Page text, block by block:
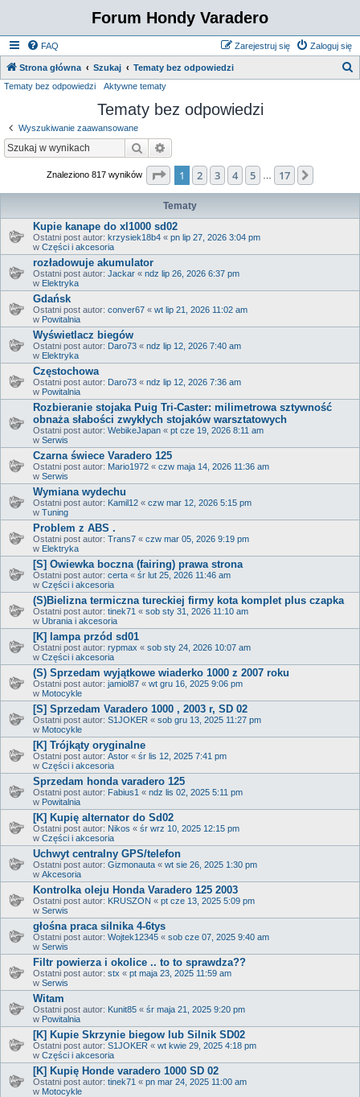
Forum Hondy Varadero
FAQ Zaloguj się
Zarejestruj się
Strona główna Szukaj Tematy bez odpowiedzi
Tematy bez odpowiedzi Aktywne tematy
Tematy bez odpowiedzi
Wyszukiwanie zaawansowane
Szukaj
Znaleziono 817 wyników Strona z17
1 2 3 4 5 17
Tematy
Kupie kanape do xl1000 sd02
Ostatni post autor: krzysiek18b4 « pn lip 27, 2026 3:04 pm
w Części i akcesoria
rozładowuje akumulator
Ostatni post autor: Jackar « ndz lip 26, 2026 6:37 pm
w Elektryka
Gdańsk
Ostatni post autor: conver67 « wt lip 21, 2026 11:02 am
w Powitalnia
Wyświetlacz biegów
Ostatni post autor: Daro73 « ndz lip 12, 2026 7:40 am
w Elektryka
Częstochowa
Ostatni post autor: Daro73 « ndz lip 12, 2026 7:36 am
w Powitalnia
Rozbieranie stojaka Puig Tri-Caster: milimetrowa sztywność
obnaża słabości zwykłych stojaków warsztatowych
Ostatni post autor: WebikeJapan « pt cze 19, 2026 8:11 am
w Serwis
Czarna świece Varadero 125
Ostatni post autor: Mario1972 « czw maja 14, 2026 11:36 am
w Serwis
Wymiana wydechu
Ostatni post autor: Kamil12 « czw mar 12, 2026 5:15 pm
w Tuning
Problem z ABS .
Ostatni post autor: Trans7 « czw mar 05, 2026 9:19 pm
w Elektryka
[S] Owiewka boczna (fairing) prawa strona
Ostatni post autor: certa « śr lut 25, 2026 11:46 am
w Części i akcesoria
(S)Bielizna termiczna tureckiej firmy kota komplet plus czapka
Ostatni post autor: tinek71 « sob sty 31, 2026 11:10 am
w Ubrania i akcesoria
[K] lampa przód sd01
Ostatni post autor: rypmax « sob sty 24, 2026 10:07 am
w Części i akcesoria
(S) Sprzedam wyjątkowe wiaderko 1000 z 2007 roku
Ostatni post autor: jamiol87 « wt gru 16, 2025 9:06 pm
w Motocykle
[S] Sprzedam Varadero 1000 , 2003 r, SD 02
Ostatni post autor: S1JOKER « sob gru 13, 2025 11:27 pm
w Motocykle
[K] Trójkąty oryginalne
Ostatni post autor: Astor « śr lis 12, 2025 7:41 pm
w Części i akcesoria
Sprzedam honda varadero 125
Ostatni post autor: Fabius1 « ndz lis 02, 2025 5:11 pm
w Powitalnia
[K] Kupię alternator do Sd02
Ostatni post autor: Nikos « śr wrz 10, 2025 12:15 pm
w Części i akcesoria
Uchwyt centralny GPS/telefon
Ostatni post autor: Gizmonauta « wt sie 26, 2025 1:30 pm
w Akcesoria
Kontrolka oleju Honda Varadero 125 2003
Ostatni post autor: KRUSZON « pt cze 13, 2025 5:09 pm
w Serwis
głośna praca silnika 4-6tys
Ostatni post autor: Wojtek12345 « sob cze 07, 2025 9:40 am
w Serwis
Filtr powierza i okolice .. to to sprawdza??
Ostatni post autor: stx « pt maja 23, 2025 11:59 am
w Serwis
Witam
Ostatni post autor: Kunit85 « śr maja 21, 2025 9:20 pm
w Powitalnia
[K] Kupie Skrzynie biegow lub Silnik SD02
Ostatni post autor: S1JOKER « wt kwie 29, 2025 4:18 pm
w Części i akcesoria
[K] Kupię Honde varadero 1000 SD 02
Ostatni post autor: tinek71 « pn mar 24, 2025 11:00 am
w Motocykle